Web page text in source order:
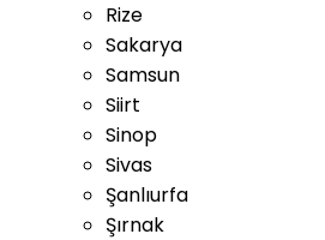
Rize
Sakarya
Samsun
Siirt
Sinop
Sivas
Şanlıurfa
Şırnak